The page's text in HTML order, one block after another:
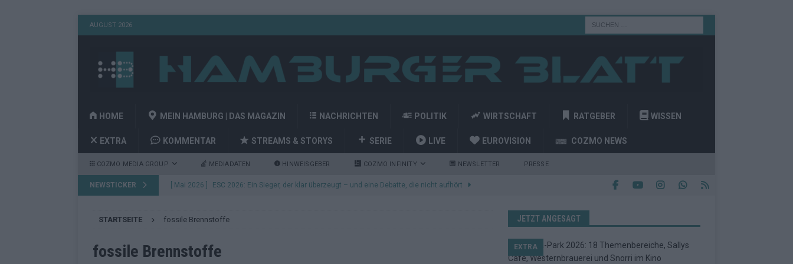
AUGUST 2026
HOME MEIN HAMBURG | DAS MAGAZIN NACHRICHTEN POLITIK WIRTSCHAFT RATGEBER WISSEN
EXTRA KOMMENTAR STREAMS & STORYS SERIE LIVE EUROVISION COZMO NEWS
COZMO MEDIA GROUP MEDIADATEN HINWEISGEBER COZMO INFINITY NEWSLETTER PRESSE
NEWSTICKER [ Mai 2026 ] Bulgarien gewinnt den Eurovision Song Contest 2026 – das große Abschlussbild
Highlights
STARTSEITE fossile Brennstoffe
fossile Brennstoffe
JETZT ANGESAGT
EXTRA